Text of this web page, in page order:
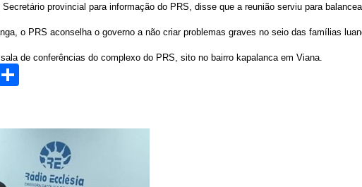
provincial para informação do PRS, disse que a reunião serviu para
o PRS aconselha o governo a não criar problemas graves no seio das famílias
de conferências do complexo do PRS, sito no bairro kapalanca em Viana.